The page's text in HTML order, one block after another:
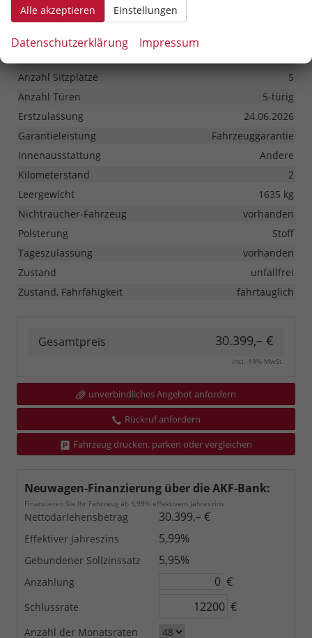
Sonstiges
Anzahl Sitzplätze
5
Anzahl Türen
5-türig
Erstzulassung
24.06.2026
Garantieleistung
Fahrzeuggarantie
Innenausstattung
Andere
Kilometerstand
2
Leergewicht
1635 kg
Nichtraucher-Fahrzeug
vorhanden
Polsterung
Stoff
Tageszulassung
vorhanden
Zustand
unfallfrei
Zustand, Fahrfähigkeit
fahrtauglich
Gesamtpreis 30.399,– €
incl. 19% MwSt.
unverbindliches Angebot anfordern
Rückruf anfordern
Fahrzeug drucken, parken oder vergleichen
Neuwagen-Finanzierung über die AKF-Bank:
Finanzieren Sie Ihr Fahrzeug ab 5,99% effektivem Jahreszins
Nettodarlehensbetrag 30.399,– €
Effektiver Jahreszins 5,99%
Gebundener Sollzinssatz 5,95%
Anzahlung €
Schlussrate €
Anzahl der Monatsraten
Alle akzeptieren Einstellungen
Datenschutzerklärung Impressum